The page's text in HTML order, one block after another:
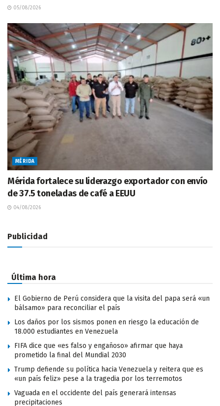
05/08/2026
MÉRIDA
Mérida fortalece su liderazgo exportador con envío
de 37.5 toneladas de café a EEUU
04/08/2026
Publicidad
Última hora
El Gobierno de Perú considera que la visita del papa será «un
bálsamo» para reconciliar el país
Los daños por los sismos ponen en riesgo la educación de
18.000 estudiantes en Venezuela
FIFA dice que «es falso y engañoso» afirmar que haya
prometido la final del Mundial 2030
Trump defiende su política hacia Venezuela y reitera que es
«un país feliz» pese a la tragedia por los terremotos
Vaguada en el occidente del país generará intensas
precipitaciones